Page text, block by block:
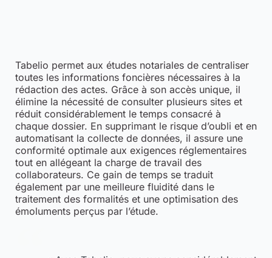
Tabelio permet aux études notariales de centraliser
toutes les informations foncières nécessaires à la
rédaction des actes. Grâce à son accès unique, il
élimine la nécessité de consulter plusieurs sites et
réduit considérablement le temps consacré à
chaque dossier. En supprimant le risque d’oubli et en
automatisant la collecte de données, il assure une
conformité optimale aux exigences réglementaires
tout en allégeant la charge de travail des
collaborateurs. Ce gain de temps se traduit
également par une meilleure fluidité dans le
traitement des formalités et une optimisation des
émoluments perçus par l’étude.